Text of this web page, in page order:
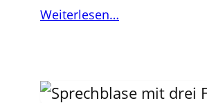
Weiterlesen…